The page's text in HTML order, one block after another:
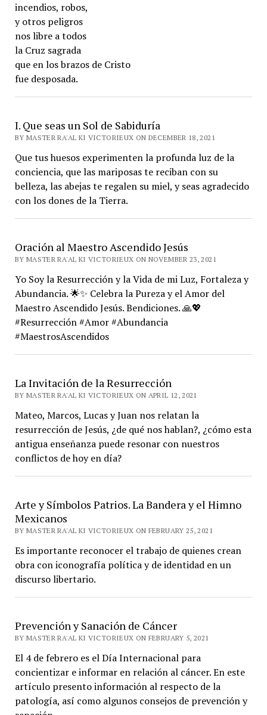
incendios, robos,
y otros peligros
nos libre a todos
la Cruz sagrada
que en los brazos de Cristo
fue desposada.
I. Que seas un Sol de Sabiduría
BY MASTER RA'AL KI VICTORIEUX ON DECEMBER 18, 2021
Que tus huesos experimenten la profunda luz de la
conciencia, que las mariposas te reciban con su
belleza, las abejas te regalen su miel, y seas agradecido
con los dones de la Tierra.
Oración al Maestro Ascendido Jesús
BY MASTER RA'AL KI VICTORIEUX ON NOVEMBER 23, 2021
Yo Soy la Resurrección y la Vida de mi Luz, Fortaleza y
Abundancia. 🌟✨ Celebra la Pureza y el Amor del
Maestro Ascendido Jesús. Bendiciones. 🙏💖
#Resurrección #Amor #Abundancia
#MaestrosAscendidos
La Invitación de la Resurrección
BY MASTER RA'AL KI VICTORIEUX ON APRIL 12, 2021
Mateo, Marcos, Lucas y Juan nos relatan la
resurrección de Jesús, ¿de qué nos hablan?, ¿cómo esta
antigua enseñanza puede resonar con nuestros
conflictos de hoy en día?
Arte y Símbolos Patrios. La Bandera y el Himno
Mexicanos
BY MASTER RA'AL KI VICTORIEUX ON FEBRUARY 25, 2021
Es importante reconocer el trabajo de quienes crean
obra con iconografía política y de identidad en un
discurso libertario.
Prevención y Sanación de Cáncer
BY MASTER RA'AL KI VICTORIEUX ON FEBRUARY 5, 2021
El 4 de febrero es el Día Internacional para
concientizar e informar en relación al cáncer. En este
artículo presento información al respecto de la
patología, así como algunos consejos de prevención y